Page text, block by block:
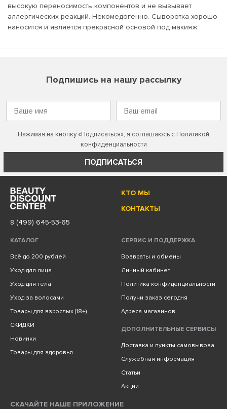
высокую переносимость компонентов и не вызывает
аллергических реакций. Некомедогенно. Сыворотка хорошо
наносится и является прекрасной основой под макияж.
Подпишись на нашу рассылку
Нажимая на кнопку «Подписаться», я соглашаюсь с Политикой
конфиденциальности
ПОДПИСАТЬСЯ
КТО МЫ
КОНТАКТЫ
8 (499) 645-53-65
КАТАЛОГ
Всё до 200 рублей
Уход для лица
Уход для тела
Уход за волосами
Товары для взрослых (18+)
СКИДКИ
Новинки
Товары для здоровья
СЕРВИС И ПОДДЕРЖКА
Возвраты и обмены
Личный кабинет
Политика конфиденциальности
Получи заказ сегодня
Адреса магазинов
ДОПОЛНИТЕЛЬНЫЕ СЕРВИСЫ
Доставка и пункты самовывоза
Служебная информация
Статьи
Акции
СКАЧАЙТЕ НАШЕ ПРИЛОЖЕНИЕ